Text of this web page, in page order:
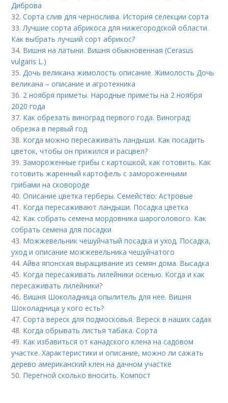
Диброва
32.Сорта слив для чернослива. История селекции сорта
33.Лучшие сорта абрикоса для нижегородской области.
Как выбрать лучший сорт абрикос?
34. Вишня на латыни. Вишня обыкновенная (Cerasus
vulgaris L.)
35.Дочь великана жимолость описание. Жимолость Дочь
великана – описание и агротехника
36. 2 ноября приметы. Народные приметы на 2 ноября
2020 года
37. Как обрезать виноград первого года. Виноград:
обрезка в первый год
38. Когда можно пересаживать ландыши. Как посадить
цветок, чтобы он прижился и расцвел?
39.Замороженные грибы с картошкой, как готовить. Как
готовить жаренный картофель с замороженными
грибами на сковороде
40.Описание цветка герберы. Семейство: Астровые
41. Когда пересаживают ландыши. Посадка цветка
42. Как собрать семена мордовника шароголового. Как
собрать семена для посадки
43. Можжевельник чешуйчатый посадка и уход. Посадка,
уход и описание можжевельника чешуйчатого
44.Айва японская выращивание из семян дома. Высадка
45. Когда пересаживать лилейники осенью. Когда и как
пересаживать лилейники?
46. Вишня Шоколадница опылитель для нее. Вишня
Шоколадница у кого есть?
47.Сорта вереск для подмосковья. Вереск в наших садах
48. Когда обрывать листья табака. Сорта
49. Как избавиться от канадского клена на садовом
участке. Характеристики и описание, можно ли сажать
дерево американский клен на дачном участке
50. Перегной сколько вносить. Компост